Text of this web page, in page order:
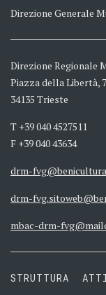
Direzione Generale
Direzione Regionale
Piazza della Libertà, 7
34135 Trieste
T +39 040 4527511
F +39 040 43634
drm-
drm-
mbac-drm-
STRUTTURA